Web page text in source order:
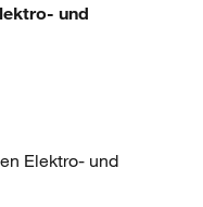
und
Elektro- und